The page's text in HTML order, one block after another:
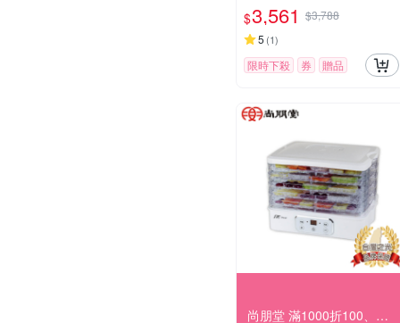
$3,561 $3,788
5 (1)
限時下殺 券 贈品
尚朋堂 滿1000折100、滿2000折200…